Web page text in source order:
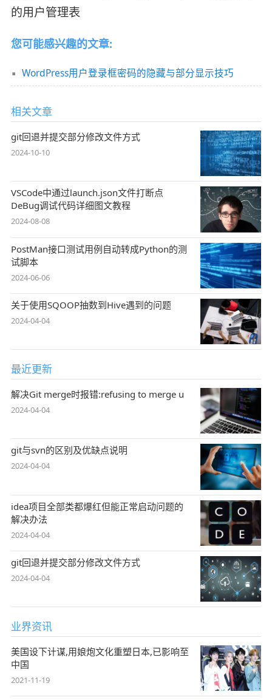
的用户管理表
您可能感兴趣的文章:
WordPress用户登录框密码的隐藏与部分显示技巧
相关文章
git回退并提交部分修改文件方式
2024-10-10
VSCode中通过launch.json文件打断点
DeBug调试代码详细图文教程
2024-08-08
PostMan接口测试用例自动转成Python的测
试脚本
2024-06-06
关于使用SQOOP抽数到Hive遇到的问题
2024-04-04
最近更新
解决Git merge时报错:refusing to merge u
2024-04-04
git与svn的区别及优缺点说明
2024-04-04
idea项目全部类都爆红但能正常启动问题的
解决办法
2024-04-04
git回退并提交部分修改文件方式
2024-04-04
业界资讯
美国设下计谋,用娘炮文化重塑日本,已影响至
中国
2021-11-19